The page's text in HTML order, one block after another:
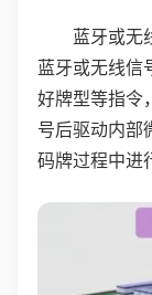
蓝牙或无
蓝牙或无线信
好牌型等指令
号后驱动内部
码牌过程中进